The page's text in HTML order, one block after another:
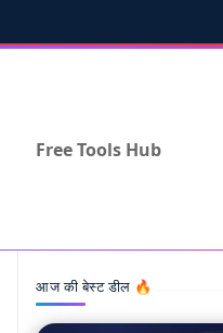
Free Tools Hub
आज की बेस्ट डील 🔥